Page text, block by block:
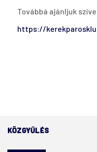
Továbbá ajánljuk
https://
KÖZGYŰLÉS